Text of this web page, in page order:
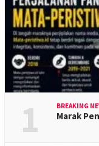
1 BREAKING
Marak